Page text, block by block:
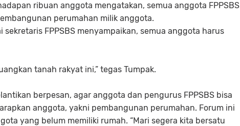
ribuan anggota mengatakan, semua anggota FPPSBS
perumahan milik anggota.
FPPSBS menyampaikan, semua anggota harus
tanah rakyat ini,” tegas Tumpak.
berpesan, agar anggota dan pengurus FPPSBS bisa
anggota, yakni pembangunan perumahan. Forum ini
yang belum memiliki rumah. “Mari segera kita bersatu